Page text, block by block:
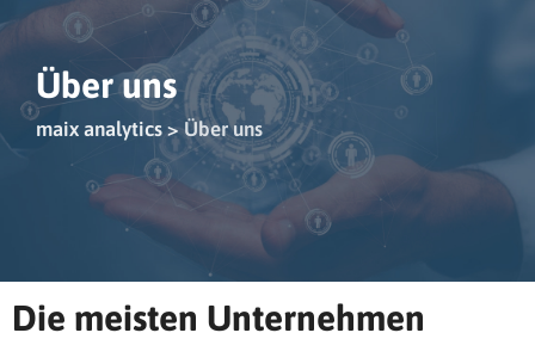
Über uns
maix analytics > Über uns
Die meisten Unternehmen